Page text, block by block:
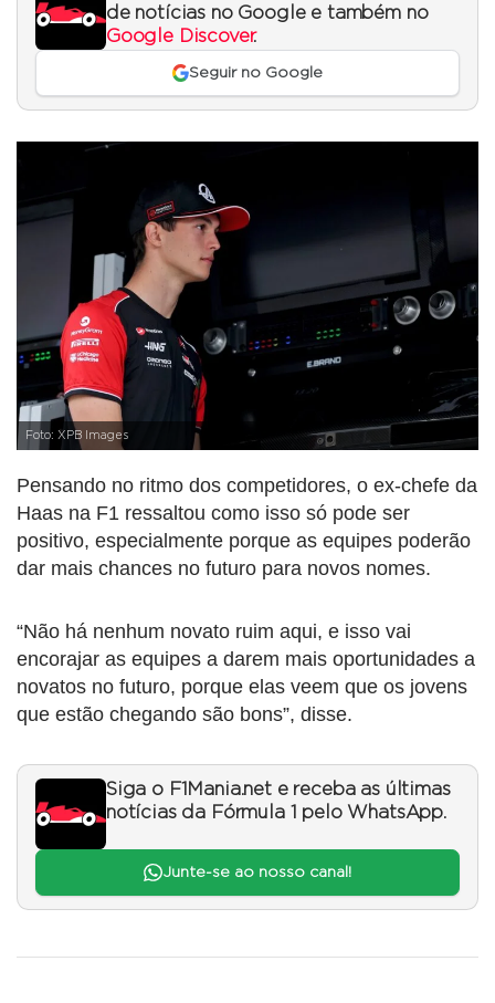
de notícias no Google e também no
Google Discover.
Seguir no Google
Foto: XPB Images
Pensando no ritmo dos competidores, o ex-chefe da
Haas na F1 ressaltou como isso só pode ser
positivo, especialmente porque as equipes poderão
dar mais chances no futuro para novos nomes.
“Não há nenhum novato ruim aqui, e isso vai
encorajar as equipes a darem mais oportunidades a
novatos no futuro, porque elas veem que os jovens
que estão chegando são bons”, disse.
Siga o F1Mania.net e receba as últimas
notícias da Fórmula 1 pelo WhatsApp.
Junte-se ao nosso canal!